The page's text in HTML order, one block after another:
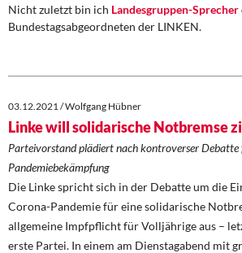
Über mich
Kontakt
Nicht zuletzt bin ich Landesgruppen-Sprecher
Bundestagsabgeordneten der LINKEN.
03.12.2021 / Wolfgang Hübner
Linke will solidarische Notbremse
Parteivorstand plädiert nach kontroverser
Pandemiebekämpfung
Die Linke spricht sich in der Debatte um die
Corona-Pandemie für eine solidarische
allgemeine Impfpflicht für Volljährige aus –
erste Partei. In einem am Dienstagabend mit